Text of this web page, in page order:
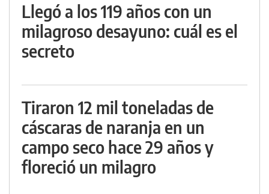
Llegó a los 119 años con un
milagroso desayuno: cuál es el
secreto
Tiraron 12 mil toneladas de
cáscaras de naranja en un
campo seco hace 29 años y
floreció un milagro